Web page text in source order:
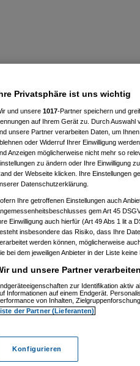
Privatsphäre ist uns wichtig
und unsere 1017-Partner speichern und
auf Ihrem Gerät zu. Durch Auswahl
unsere Partner verarbeiten Daten, um
oder Widerruf Ihrer Einwilligung
Anzeigen möglicherweise nicht mehr so
zu ändern oder Ihre Einwilligung
der Webseite klicken. Ihre Einstellungen
Datenschutzerklärung.
Ihre getroffenen Einstellungen auch
gem Art 45
Einwilligung auch hierfür (Art 49 Abs 1 lit a
insbesondere das Risiko, dass Ihre
werden können, möglicherweise
bei dem jeweiligen Anbieter in der Liste keine
und unsere Partner
zur Identifikation aktiv
Informationen auf einem Endgerät.
von Inhalten,
der Partner (Lieferanten)
Konfigurieren